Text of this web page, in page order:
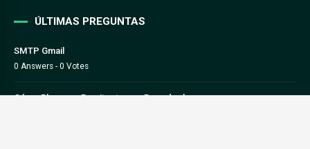
ÚLTIMAS PREGUNTAS
SMTP Gmail
0 Answers - 0 Votes
Cómo Bloquear Remitentes en Roundcube